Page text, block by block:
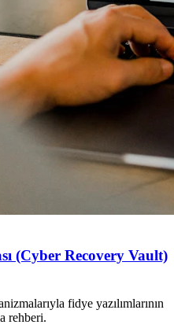
(Cyber Recovery Vault)
fidye yazılımlarının
rehberi.